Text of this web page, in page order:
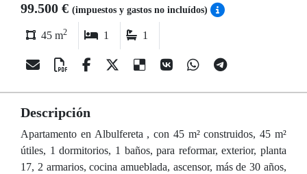
99.500 € (impuestos y gastos no incluídos)
45 m2 1 1
Descripción
Apartamento en Albulfereta , con 45 m² construidos, 45 m²
útiles, 1 dormitorios, 1 baños, para reformar, exterior, planta
17, 2 armarios, cocina amueblada, ascensor, más de 30 años,